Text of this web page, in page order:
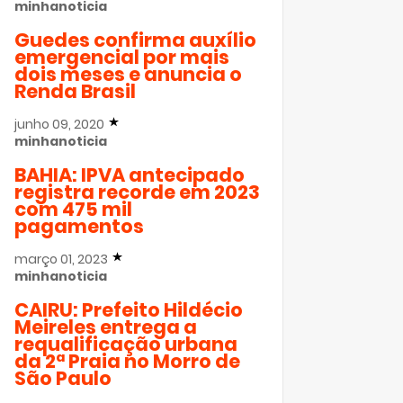
minhanoticia
Guedes confirma auxílio
emergencial por mais
dois meses e anuncia o
Renda Brasil
junho 09, 2020
minhanoticia
BAHIA: IPVA antecipado
registra recorde em 2023
com 475 mil
pagamentos
março 01, 2023
minhanoticia
CAIRU: Prefeito Hildécio
Meireles entrega a
requalificação urbana
da 2ª Praia no Morro de
São Paulo